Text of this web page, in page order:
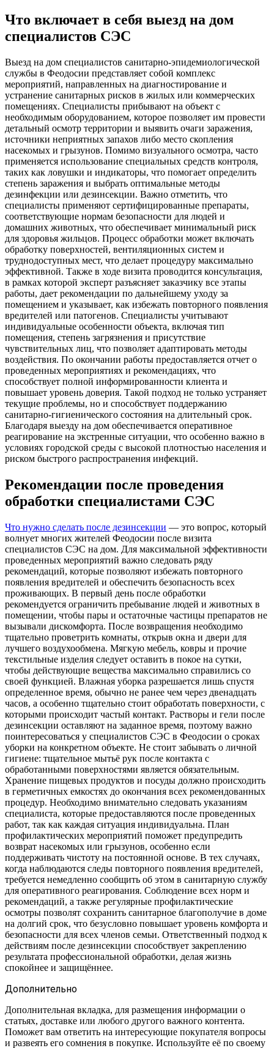
Что включает в себя выезд на дом
специалистов СЭС
Выезд на дом специалистов санитарно-эпидемиологической
службы в Феодосии представляет собой комплекс
мероприятий, направленных на диагностирование и
устранение санитарных рисков в жилых или коммерческих
помещениях. Специалисты прибывают на объект с
необходимым оборудованием, которое позволяет им провести
детальный осмотр территории и выявить очаги заражения,
источники неприятных запахов либо место скопления
насекомых и грызунов. Помимо визуального осмотра, часто
применяется использование специальных средств контроля,
таких как ловушки и индикаторы, что помогает определить
степень заражения и выбрать оптимальные методы
дезинфекции или дезинсекции. Важно отметить, что
специалисты применяют сертифицированные препараты,
соответствующие нормам безопасности для людей и
домашних животных, что обеспечивает минимальный риск
для здоровья жильцов. Процесс обработки может включать
обработку поверхностей, вентиляционных систем и
труднодоступных мест, что делает процедуру максимально
эффективной. Также в ходе визита проводится консультация,
в рамках которой эксперт разъясняет заказчику все этапы
работы, дает рекомендации по дальнейшему уходу за
помещением и указывает, как избежать повторного появления
вредителей или патогенов. Специалисты учитывают
индивидуальные особенности объекта, включая тип
помещения, степень загрязнения и присутствие
чувствительных лиц, что позволяет адаптировать методы
воздействия. По окончании работы предоставляется отчет о
проведенных мероприятиях и рекомендациях, что
способствует полной информированности клиента и
повышает уровень доверия. Такой подход не только устраняет
текущие проблемы, но и способствует поддержанию
санитарно-гигиенического состояния на длительный срок.
Благодаря выезду на дом обеспечивается оперативное
реагирование на экстренные ситуации, что особенно важно в
условиях городской среды с высокой плотностью населения и
риском быстрого распространения инфекций.
Рекомендации после проведения
обработки специалистами СЭС
Что нужно сделать после дезинсекции — это вопрос, который
волнует многих жителей Феодосии после визита
специалистов СЭС на дом. Для максимальной эффективности
проведенных мероприятий важно следовать ряду
рекомендаций, которые позволяют избежать повторного
появления вредителей и обеспечить безопасность всех
проживающих. В первый день после обработки
рекомендуется ограничить пребывание людей и животных в
помещении, чтобы пары и остаточные частицы препаратов не
вызывали дискомфорта. После возвращения необходимо
тщательно проветрить комнаты, открыв окна и двери для
лучшего воздухообмена. Мягкую мебель, ковры и прочие
текстильные изделия следует оставить в покое на сутки,
чтобы действующие вещества максимально справились со
своей функцией. Влажная уборка разрешается лишь спустя
определенное время, обычно не ранее чем через двенадцать
часов, а особенно тщательно стоит обработать поверхности, с
которыми происходит частый контакт. Растворы и гели после
дезинсекции оставляют на заданное время, поэтому важно
поинтересоваться у специалистов СЭС в Феодосии о сроках
уборки на конкретном объекте. Не стоит забывать о личной
гигиене: тщательное мытьё рук после контакта с
обработанными поверхностями является обязательным.
Хранение пищевых продуктов и посуды должно происходить
в герметичных емкостях до окончания всех рекомендованных
процедур. Необходимо внимательно следовать указаниям
специалиста, которые предоставляются после проведенных
работ, так как каждая ситуация индивидуальна. План
профилактических мероприятий поможет предупредить
возврат насекомых или грызунов, особенно если
поддерживать чистоту на постоянной основе. В тех случаях,
когда наблюдаются следы повторного появления вредителей,
требуется немедленно сообщить об этом в санитарную службу
для оперативного реагирования. Соблюдение всех норм и
рекомендаций, а также регулярные профилактические
осмотры позволят сохранить санитарное благополучие в доме
на долгий срок, что безусловно повышает уровень комфорта и
безопасности для всех членов семьи. Ответственный подход к
действиям после дезинсекции способствует закреплению
результата профессиональной обработки, делая жизнь
спокойнее и защищённее.
Дополнительно
Дополнительная вкладка, для размещения информации о
статьях, доставке или любого другого важного контента.
Поможет вам ответить на интересующие покупателя вопросы
и развеять его сомнения в покупке. Используйте её по своему